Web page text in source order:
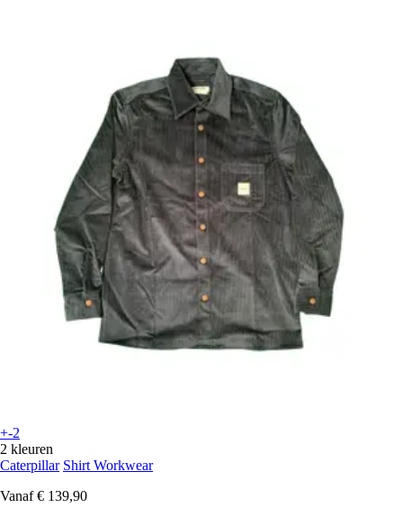
+-2
2 kleuren
Caterpillar Shirt Workwear
Vanaf € 139,90